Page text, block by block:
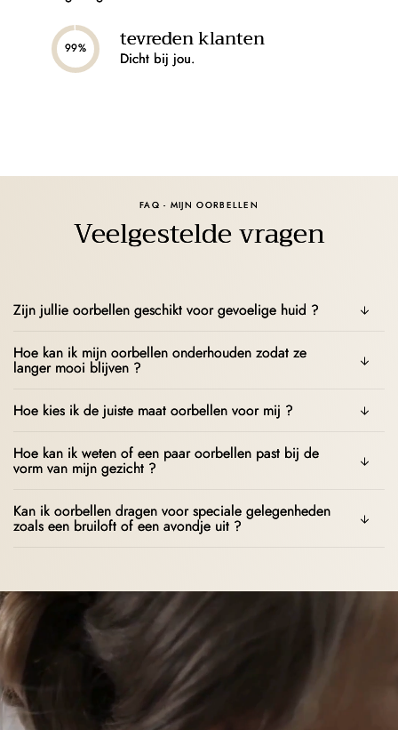
99% tevreden klanten
Dicht bij jou.
FAQ - MIJN OORBELLEN
Veelgestelde vragen
Zijn jullie oorbellen geschikt voor gevoelige huid ?
Hoe kan ik mijn oorbellen onderhouden zodat ze
langer mooi blijven ?
Hoe kies ik de juiste maat oorbellen voor mij ?
Hoe kan ik weten of een paar oorbellen past bij de
vorm van mijn gezicht ?
Kan ik oorbellen dragen voor speciale gelegenheden
zoals een bruiloft of een avondje uit ?